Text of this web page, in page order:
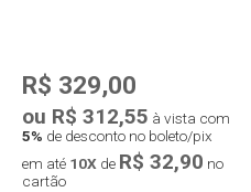
R$ 329,00
ou R$ 312,55 à vista com
5% de desconto no boleto/pix
em até 10X de R$ 32,90 no
cartão